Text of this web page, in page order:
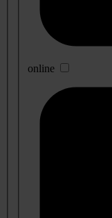
online